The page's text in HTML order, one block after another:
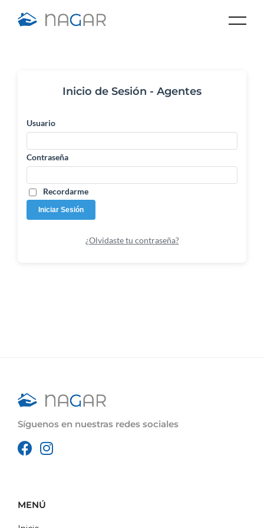
Inicio de Sesión - Agentes
Usuario
Contraseña
Recordarme
Iniciar Sesión
¿Olvidaste tu contraseña?
Síguenos en nuestras redes sociales
MENÚ